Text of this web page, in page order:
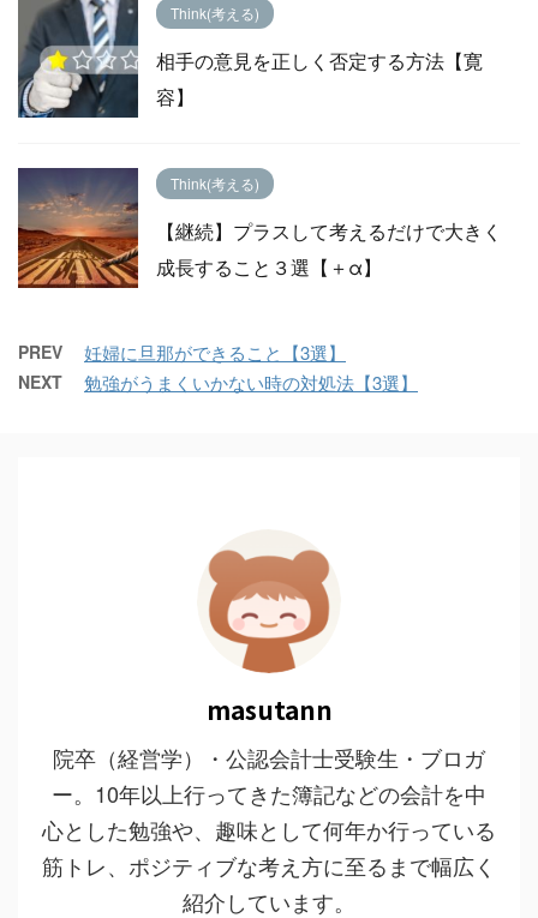
Think(考える)
相手の意見を正しく否定する方法【寛
容】
Think(考える)
【継続】プラスして考えるだけで大きく
成長すること３選【＋α】
PREV 妊婦に旦那ができること【3選】
NEXT 勉強がうまくいかない時の対処法【3選】
masutann
院卒（経営学）・公認会計士受験生・ブロガ
ー。10年以上行ってきた簿記などの会計を中
心とした勉強や、趣味として何年か行っている
筋トレ、ポジティブな考え方に至るまで幅広く
紹介しています。